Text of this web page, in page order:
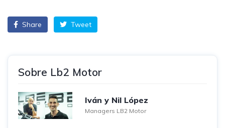
Share Tweet
Sobre Lb2 Motor
Iván y Nil López
Managers LB2 Motor